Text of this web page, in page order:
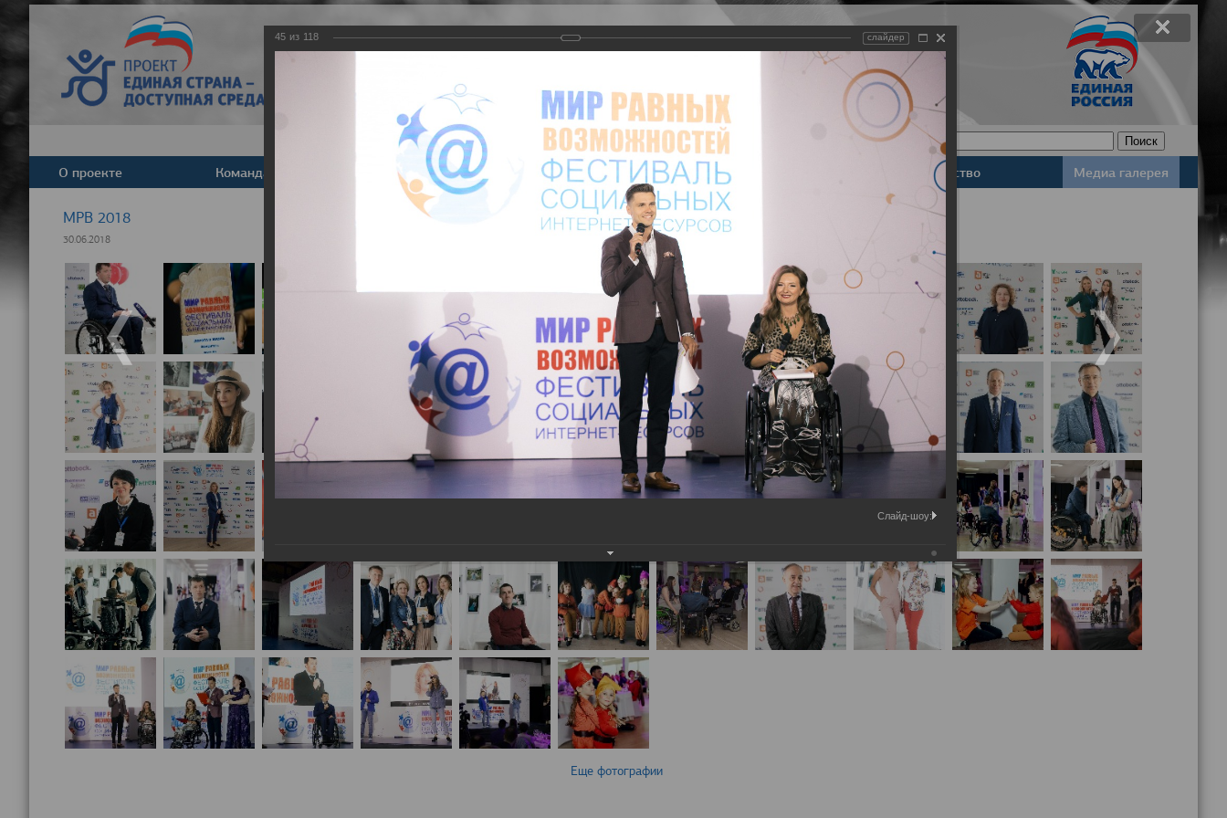
Задать вопрос
Версия для слабовидящих
О проекте Команда Новости Деятельность Базы данных Законодательство Медиа галерея
МРВ 2018
30.06.2018
Еще фотографии
45 из 118 слайдер
Слайд-шоу: